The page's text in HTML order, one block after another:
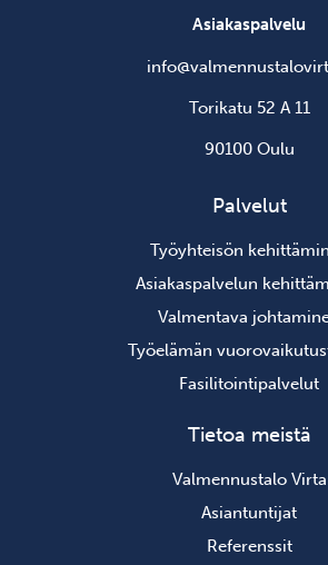
Asiakaspalvelu
Torikatu 52 A 11
90100 Oulu
Palvelut
Työyhteisön
Asiakaspalvelun
Valmentava
Työelämän
Fasilitointipalvelut
Tietoa meistä
Valmennustalo Virta
Asiantuntijat
Referenssit